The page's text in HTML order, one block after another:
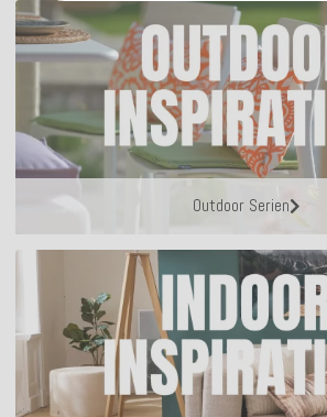
Outdoor Serien